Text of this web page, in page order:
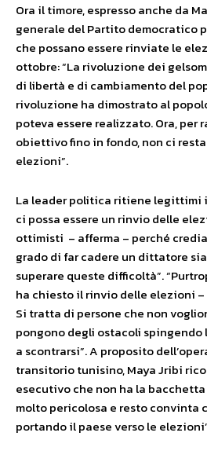
Ora il timore, espresso anche da
generale del Partito democratico
che possano essere rinviate le
ottobre: “La rivoluzione dei
di libertà e di cambiamento del
rivoluzione ha dimostrato al
poteva essere realizzato. Ora, per
obiettivo fino in fondo, non ci
elezioni”.
La leader politica ritiene legittimi
ci possa essere un rinvio delle
ottimisti – afferma – perché
grado di far cadere un dittatore
superare queste difficoltà”.
ha chiesto il rinvio delle elezioni
Si tratta di persone che non
pongono degli ostacoli
a scontrarsi”. A proposito
transitorio tunisino, Maya Jribi
esecutivo che non ha la
molto pericolosa e resto convinta
portando il paese verso le